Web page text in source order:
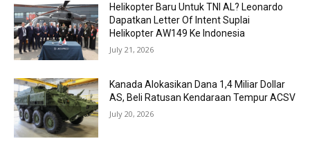
Helikopter Baru Untuk TNI AL? Leonardo
Dapatkan Letter Of Intent Suplai
Helikopter AW149 Ke Indonesia
July 21, 2026
Kanada Alokasikan Dana 1,4 Miliar Dollar
AS, Beli Ratusan Kendaraan Tempur ACSV
July 20, 2026